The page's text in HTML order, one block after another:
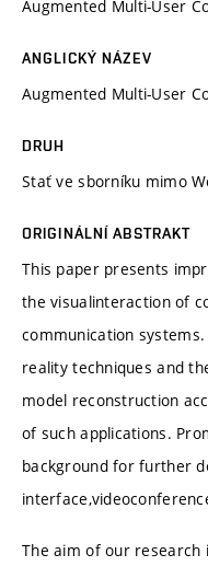
Augmented Multi-User
ANGLICKÝ NÁZEV
Augmented Multi-User
DRUH
Stať ve sborníku mimo
ORIGINÁLNÍ ABSTRAKT
This paper presents
the visualinteraction of
communication
reality techniques and
model reconstruction
of such applications.
background for further
The aim of our research